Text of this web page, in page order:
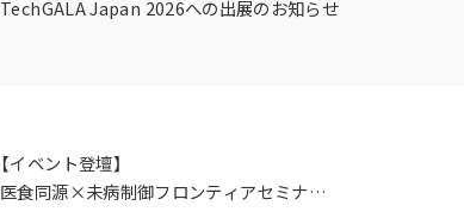
TechGALA Japan 2026への出展のお知らせ
【イベント登壇】
医食同源×未病制御フロンティアセミナーに